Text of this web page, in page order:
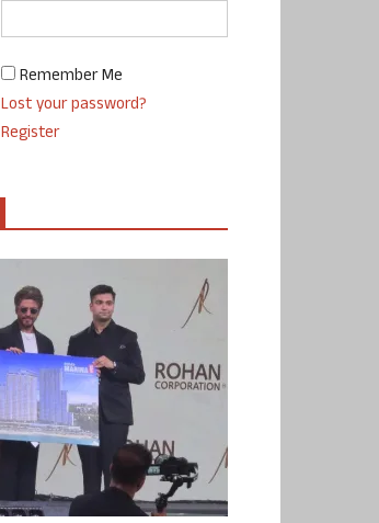
Remember Me
Lost your password?
Register